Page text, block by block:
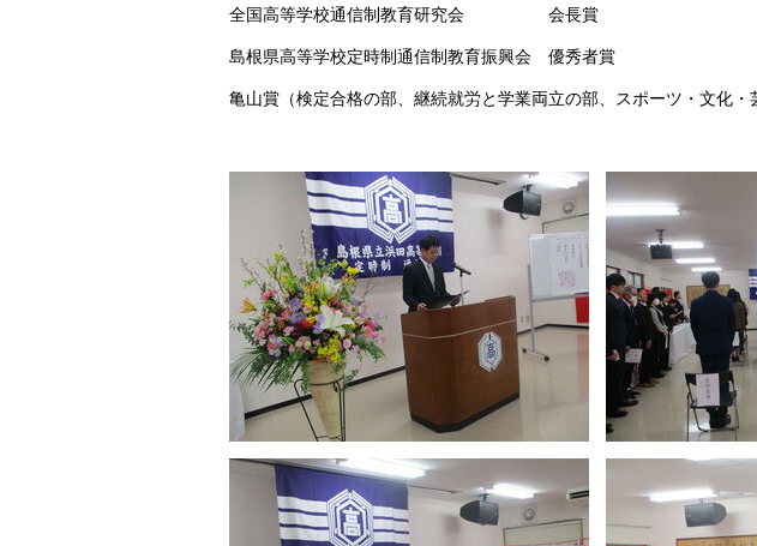
全国高等学校通信制教育研究会 会長賞
島根県高等学校定時制通信制教育振興会 優秀者賞
亀山賞（検定合格の部、継続就労と学業両立の部、スポーツ・文化・